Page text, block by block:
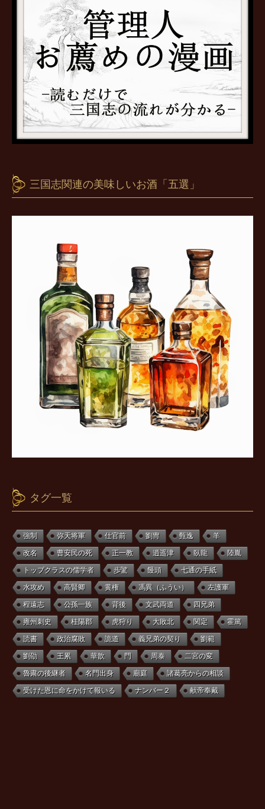
三国志関連の美味しいお酒「五選」
タグ一覧
強制 弥天将軍 仕官前 劉冑 甄逸 羊
改名 曹安民の死 正一教 逍遥津 臥龍 陸胤
トップクラスの儒学者 歩騭 饅頭 七通の手紙
水攻め 高賢卿 黄権 馮異（ふうい） 左護軍
程遠志 公孫一族 背後 文武両道 四兄弟
雍州刺史 桂陽郡 虎狩り 大敗北 関定 霍篤
読書 政治腐敗 詭道 義兄弟の契り 劉範
劉劭 王累 華歆 門 周泰 二宮の変
魯粛の後継者 名門出身 廟庭 諸葛亮からの相談
受けた恩に命をかけて報いる ナンバー２ 献帝奉戴